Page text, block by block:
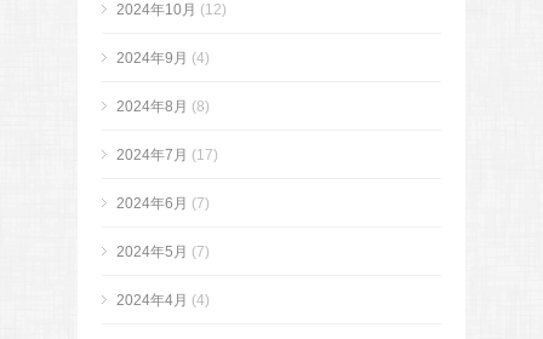
2024年10月 (12)
2024年9月 (4)
2024年8月 (8)
2024年7月 (17)
2024年6月 (7)
2024年5月 (7)
2024年4月 (4)